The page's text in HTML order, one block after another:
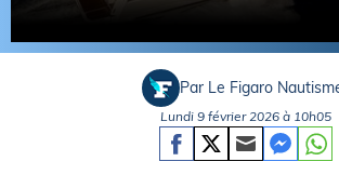
Par Le Figaro
Lundi 9 février 2026 à 10h05